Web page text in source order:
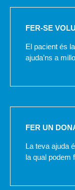
FER-SE
El pacient és
ajuda’ns a
FER UN
La teva ajuda
la qual podem